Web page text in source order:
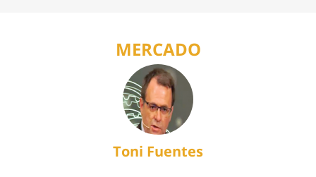
MERCADO
Toni Fuentes